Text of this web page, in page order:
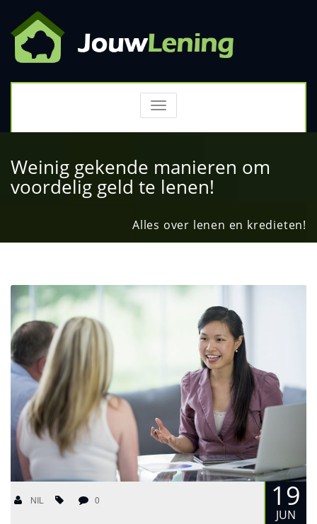
TOGGLE
NAVIGATION
Weinig gekende manieren om
voordelig geld te lenen!
Alles over lenen en kredieten!
NIL 0 19
JUN